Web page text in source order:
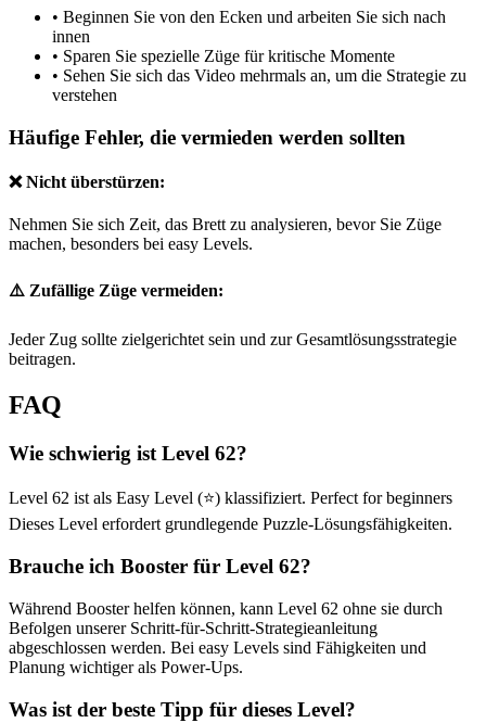
• Beginnen Sie von den Ecken und arbeiten Sie sich nach
innen
• Sparen Sie spezielle Züge für kritische Momente
• Sehen Sie sich das Video mehrmals an, um die Strategie zu
verstehen
Häufige Fehler, die vermieden werden sollten
❌ Nicht überstürzen:
Nehmen Sie sich Zeit, das Brett zu analysieren, bevor Sie Züge
machen, besonders bei easy Levels.
⚠️ Zufällige Züge vermeiden:
Jeder Zug sollte zielgerichtet sein und zur Gesamtlösungsstrategie
beitragen.
FAQ
Wie schwierig ist Level 62?
Level 62 ist als Easy Level (⭐) klassifiziert. Perfect for beginners
Dieses Level erfordert grundlegende Puzzle-Lösungsfähigkeiten.
Brauche ich Booster für Level 62?
Während Booster helfen können, kann Level 62 ohne sie durch
Befolgen unserer Schritt-für-Schritt-Strategieanleitung
abgeschlossen werden. Bei easy Levels sind Fähigkeiten und
Planung wichtiger als Power-Ups.
Was ist der beste Tipp für dieses Level?